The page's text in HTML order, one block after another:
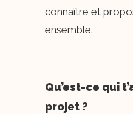
connaître et
ensemble.
Qu’est-ce qui
projet ?